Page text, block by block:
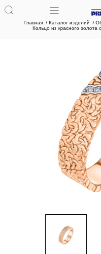
Главная Каталог изделий
Кольцо из красного